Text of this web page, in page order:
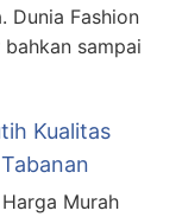
Dunia Fashion
sampai
Kualitas
Murah